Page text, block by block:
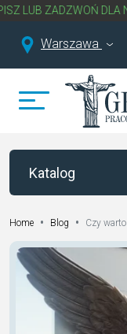
NAJLEPSZEJ
Warszawa
Katalog
Home • Blog • Czy